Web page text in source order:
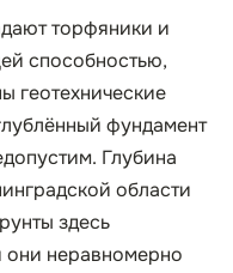
торфяники и
способностью,
геотехнические
фундамент
Глубина
области
здесь
они неравномерно